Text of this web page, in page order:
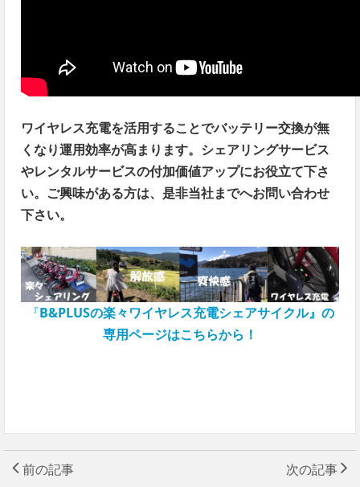
ワイヤレス充電を活用することでバッテリー交換が無
くなり運用効率が高まります。シェアリングサービス
やレンタルサービスの付加価値アップにお役立て下さ
い。ご興味がある方は、是非当社までへお問い合わせ
下さい。
『B&PLUSの楽々ワイヤレス充電シェアサイクル』の
専用ページはこちらから！
前の記事 次の記事